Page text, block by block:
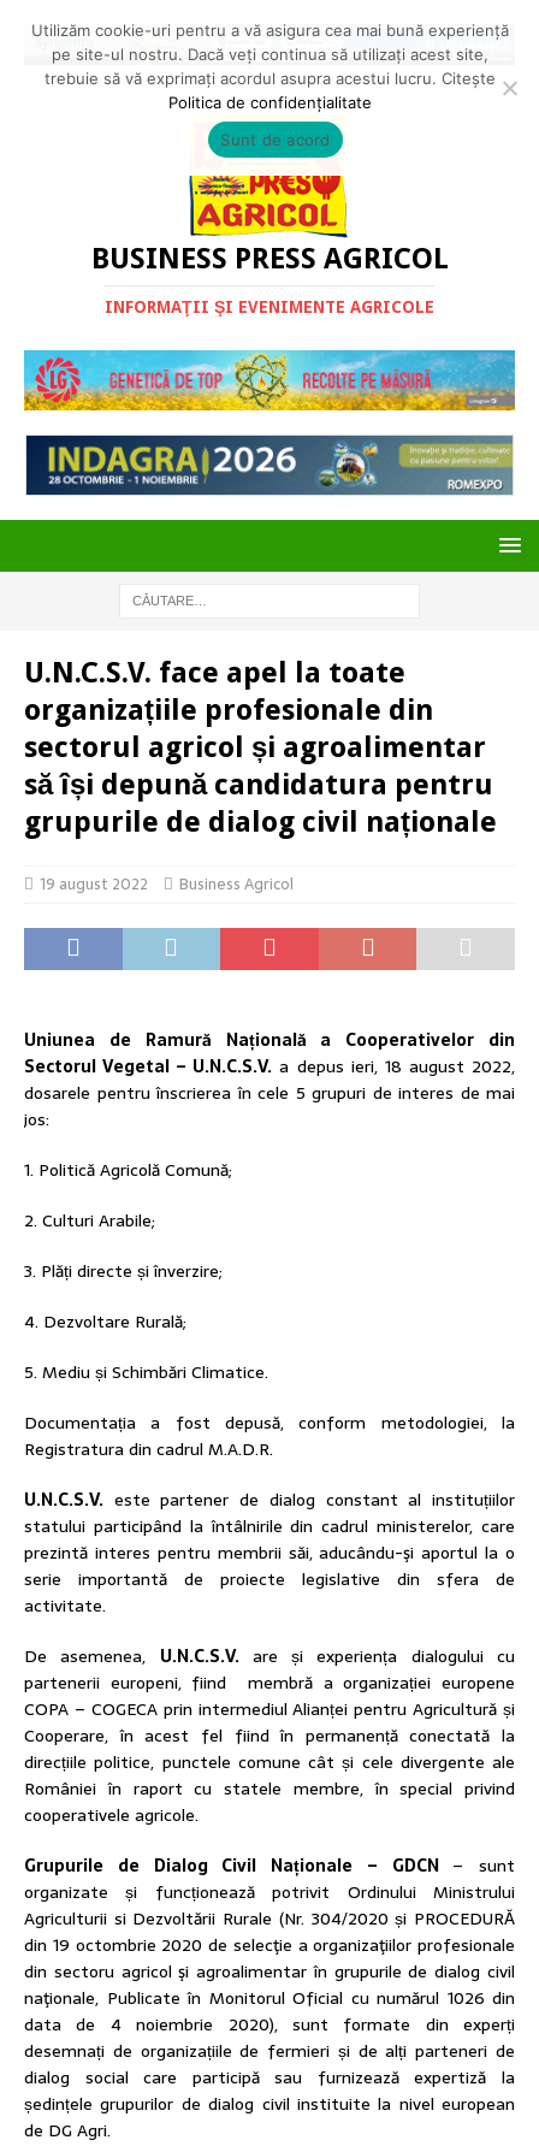
BUSINESS PRESS AGRICOL
INFORMAŢII ŞI EVENIMENTE AGRICOLE
U.N.C.S.V. face apel la toate
organizațiile profesionale din
sectorul agricol și agroalimentar
să își depună candidatura pentru
grupurile de dialog civil naționale
19 august 2022 Business Agricol
Uniunea de Ramură Națională a Cooperativelor din
Sectorul Vegetal – U.N.C.S.V. a depus ieri, 18 august 2022,
dosarele pentru înscrierea în cele 5 grupuri de interes de mai
jos:
1. Politică Agricolă Comună;
2. Culturi Arabile;
3. Plăți directe și înverzire;
4. Dezvoltare Rurală;
5. Mediu și Schimbări Climatice.
Documentația a fost depusă, conform metodologiei, la
Registratura din cadrul M.A.D.R.
U.N.C.S.V. este partener de dialog constant al instituțiilor
statului participând la întâlnirile din cadrul ministerelor, care
prezintă interes pentru membrii săi, aducându-şi aportul la o
serie importantă de proiecte legislative din sfera de
activitate.
De asemenea, U.N.C.S.V.are și experiența dialogului cu
partenerii europeni, fiind membră a organizației europene
COPA – COGECA prin intermediul Alianței pentru Agricultură și
Cooperare, în acest fel fiind în permanență conectată la
direcțiile politice, punctele comune cât și cele divergente ale
României în raport cu statele membre, în special privind
cooperativele agricole.
Grupurile de Dialog Civil Naționale – GDCN – sunt
organizate și funcționează potrivit Ordinului Ministrului
Agriculturii si Dezvoltării Rurale (Nr. 304/2020 și PROCEDURĂ
din 19 octombrie 2020 de selecţie a organizaţiilor profesionale
din sectoru agricol şi agroalimentar în grupurile de dialog civil
naţionale, Publicate în Monitorul Oficial cu numărul 1026 din
data de 4 noiembrie 2020), sunt formate din experți
desemnați de organizațiile de fermieri și de alți parteneri de
dialog social care participă sau furnizează expertiză la
ședințele grupurilor de dialog civil instituite la nivel european
de DG Agri.
Utilizăm cookie-uri pentru a vă asigura cea mai bună experiență
pe site-ul nostru. Dacă veți continua să utilizați acest site,
trebuie să vă exprimați acordul asupra acestui lucru. Citește
Politica de confidențialitate
Sunt de acord